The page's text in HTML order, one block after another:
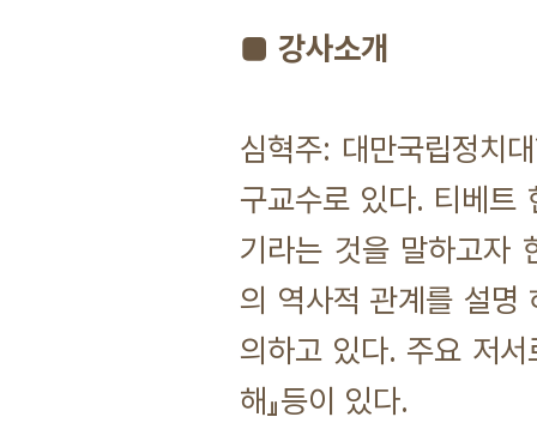
■ 강사소개
심혁주: 대만국립정치
구교수로 있다. 티베트
기라는 것을 말하고자
의 역사적 관계를 설명
의하고 있다. 주요 저서
해』등이 있다.